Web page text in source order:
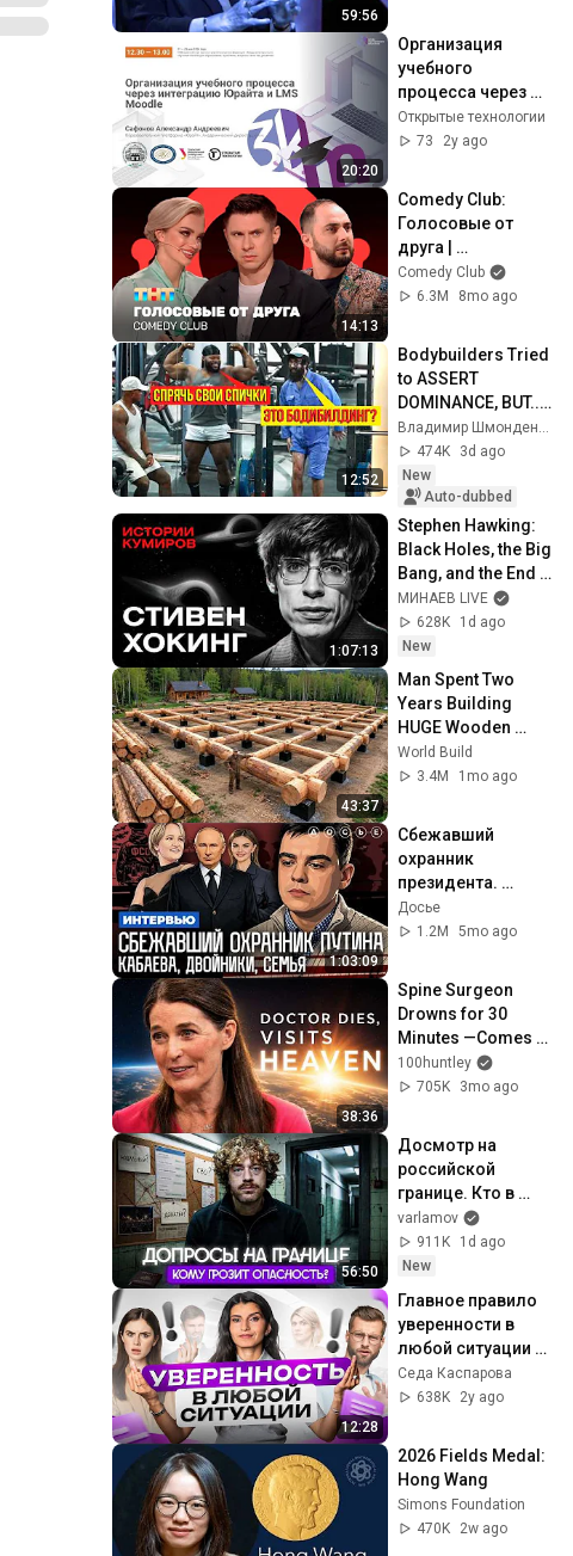
59:56
20:20
Организация
учебного
процесса через
интеграцию
Юрайта и LMS
Открытые технологии
73
2y ago
14:13
Comedy Club:
Голосовые от
друга |
Батрутдинов,
Карибидис, Шкуро
Comedy Club
6.3M
8mo ago
12:52
Bodybuilders Tried
to ASSERT
DOMINANCE, BUT... |
ANATOLY Gym
Prank
474K
3d ago
New
Auto-dubbed
1:07:13
Stephen Hawking:
Black Holes, the Big
Bang, and the End
of the Universe /
Idol Stories /
MINAEV
МИНАЕВ LIVE
628K
1d ago
New
43:37
Man Spent Two
Years Building
HUGE Wooden
House for his
Family | Start to
@bjornbrenton
World Build
3.4M
1mo ago
1:03:09
Сбежавший
охранник
президента.
Кабаева. Семья.
Дворцы.
Интервью
Досье
1.2M
5mo ago
38:36
Spine Surgeon
Drowns for 30
Minutes —Comes
Back With a List
100huntley
705K
3mo ago
56:50
Досмотр на
российской
границе. Кто в
зоне риска? |
Допросы
уехавших,
вопросы про ВСУ
varlamov
911K
1d ago
New
12:28
Главное правило
уверенности в
любой ситуации —
2 супер техники
Седа Каспарова
638K
2y ago
2026 Fields Medal:
Hong Wang
Simons Foundation
470K
2w ago